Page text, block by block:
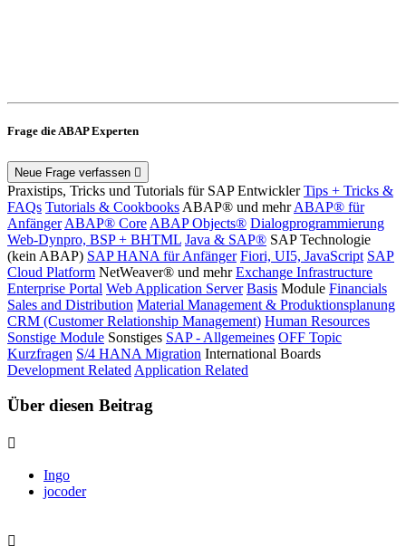
Frage die ABAP Experten
Neue Frage verfassen
Praxistips, Tricks und Tutorials für SAP Entwickler Tips + Tricks &
FAQs Tutorials & Cookbooks ABAP® und mehr ABAP® für
Anfänger ABAP® Core ABAP Objects® Dialogprogrammierung
Web-Dynpro, BSP + BHTML Java & SAP® SAP Technologie
(kein ABAP) SAP HANA für Anfänger Fiori, UI5, JavaScript SAP
Cloud Platform NetWeaver® und mehr Exchange Infrastructure
Enterprise Portal Web Application Server Basis Module Financials
Sales and Distribution Material Management & Produktionsplanung
CRM (Customer Relationship Management) Human Resources
Sonstige Module Sonstiges SAP - Allgemeines OFF Topic
Kurzfragen S/4 HANA Migration International Boards
Development Related Application Related
Über diesen Beitrag
Ingo
jocoder